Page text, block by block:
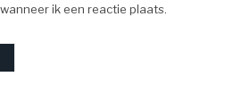
ik een reactie plaats.